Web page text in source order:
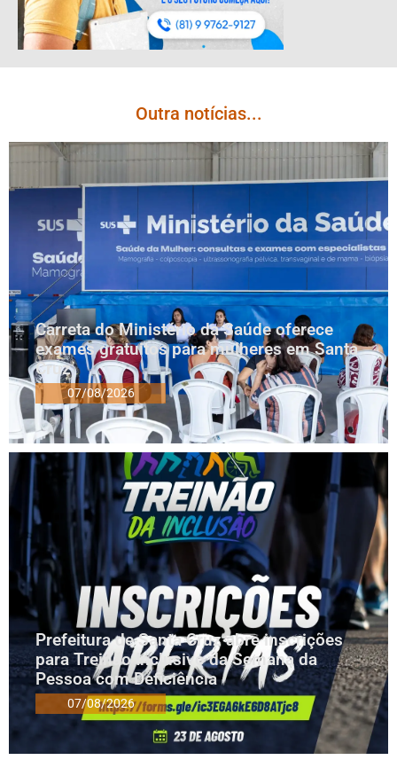
Outra notícias...
Carreta do Ministério da Saúde oferece
exames gratuitos para mulheres em Santa
Cruz
07/08/2026
Prefeitura de Santa Cruz abre inscrições
para Treinão Inclusivo da Semana da
Pessoa com Deficiência
07/08/2026